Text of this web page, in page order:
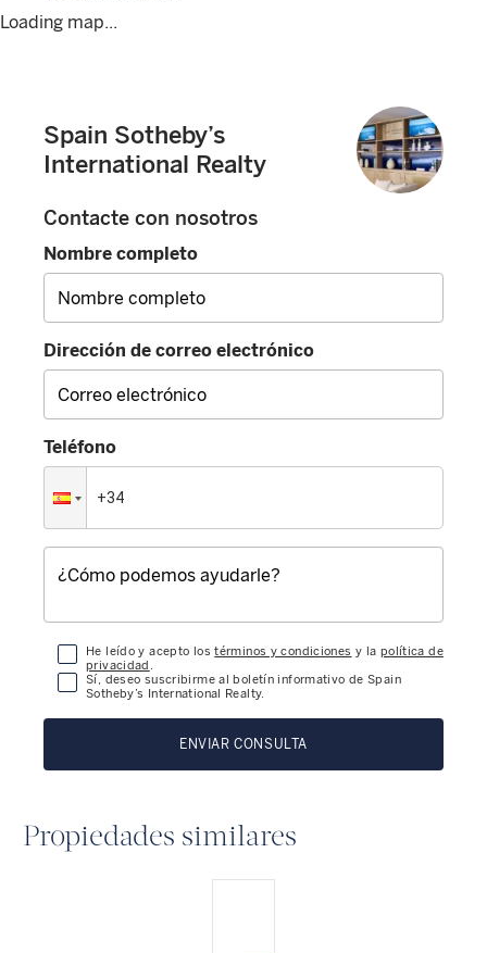
Loading map...
Spain Sotheby’s
International Realty
Contacte con nosotros
Nombre completo
Dirección de correo electrónico
Teléfono
He leído y acepto lostérminos y condiciones y la política de
privacidad .
Sí, deseo suscribirme al boletín informativo de Spain
Sotheby’s International Realty.
ENVIAR CONSULTA
Propiedades similares